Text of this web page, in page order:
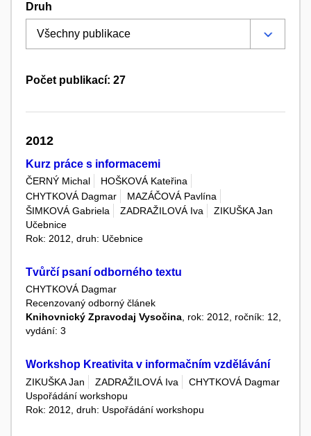
Druh
Počet publikací: 27
2012
Kurz práce s informacemi
ČERNÝ Michal
HOŠKOVÁ Kateřina
CHYTKOVÁ Dagmar
MAZÁČOVÁ Pavlína
ŠIMKOVÁ Gabriela
ZADRAŽILOVÁ Iva
ZIKUŠKA Jan
Učebnice
Rok: 2012, druh: Učebnice
Tvůrčí psaní odborného textu
CHYTKOVÁ Dagmar
Recenzovaný odborný článek
Knihovnický Zpravodaj Vysočina, rok: 2012, ročník: 12,
vydání: 3
Workshop Kreativita v informačním vzdělávání
ZIKUŠKA Jan ZADRAŽILOVÁ Iva
CHYTKOVÁ Dagmar
Uspořádání workshopu
Rok: 2012, druh: Uspořádání workshopu